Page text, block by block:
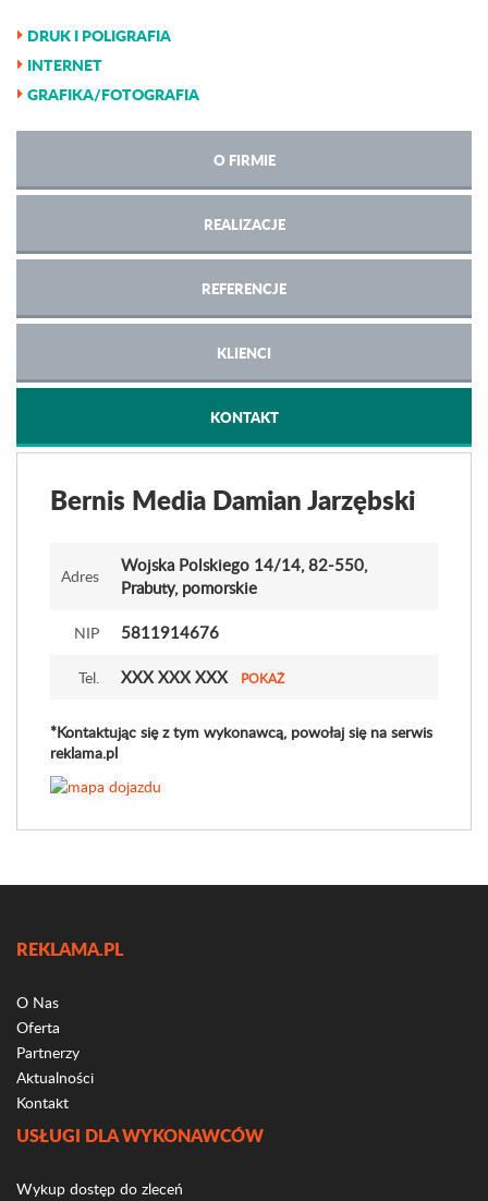
DRUK I POLIGRAFIA
INTERNET
GRAFIKA/FOTOGRAFIA
O FIRMIE
REALIZACJE
REFERENCJE
KLIENCI
KONTAKT
Bernis Media Damian Jarzębski
Adres
Wojska Polskiego 14/14, 82-550,
Prabuty, pomorskie
NIP 5811914676
Tel. XXX XXX XXX POKAŻ
*Kontaktując się z tym wykonawcą, powołaj się na serwis
reklama.pl
REKLAMA.PL
O Nas
Oferta
Partnerzy
Aktualności
Kontakt
USŁUGI DLA WYKONAWCÓW
Wykup dostęp do zleceń